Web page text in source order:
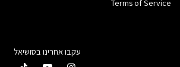
Terms of Service
עקבו אחרינו בסושיאל